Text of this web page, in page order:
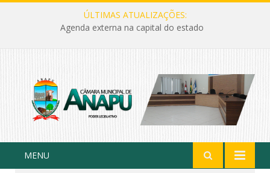
ÚLTIMAS ATUALIZAÇÕES:
Agenda externa na capital do estado
MENU